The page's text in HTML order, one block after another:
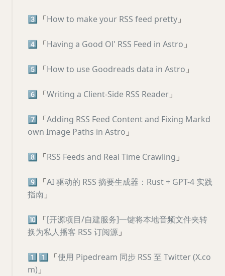
3️⃣ 「How to make your RSS feed pretty 」
4️⃣ 「Having a Good Ol' RSS Feed in Astro 」
5️⃣ 「How to use Goodreads data in Astro 」
6️⃣ 「Writing a Client-Side RSS Reader 」
7️⃣ 「Adding RSS Feed Content and Fixing Markd
own Image Paths in Astro 」
8️⃣ 「RSS Feeds and Real Time Crawling 」
9️⃣ 「AI 驱动的 RSS 摘要生成器：Rust + GPT-4 实践
指南 」
🔟 「[开源项目/自建服务]一键将本地音频文件夹转
换为私人播客 RSS 订阅源 」
1️⃣1️⃣ 「使用 Pipedream 同步 RSS 至 Twitter (X.co
m) 」